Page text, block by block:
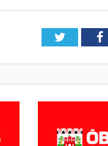
Twitter